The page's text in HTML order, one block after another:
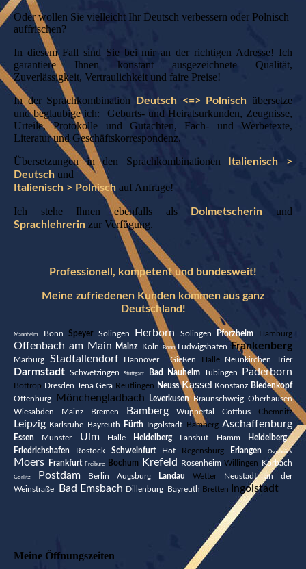
Oder wollen Sie vielleicht Ihr Deutsch verbessern oder Polnisch
auffrischen?
In diesem Fall sind Sie bei mir an der richtigen Adresse! Ich
garantiere Ihnen konstant ausgezeichnete Qualität,
Zuverlässigkeit, Vertraulichkeit und faire Preise!
In der Sprachkombination
Deutsch <=> Polnisch übersetze
und beglaubige ich: Geburts- und Heiratsurkunden, Zeugnisse,
Urteile, Protokolle und Gutachten, Fach- und Werbetexte,
Literatur und Geschäftskorrespondenz.
Übersetzungen in den Sprachkombinationen
Italienisch >
Deutsch und
Italienisch > Polnisch auf Anfrage!
Ich stehe Ihnen ebenfalls als Dolmetscherin und
Sprachlehrerin zur Verfügung.
Professionell, kompetent und bundesweit!
Meine zufriedenen Kunden kommen aus ganz
Deutschland!
Mannheim BonnSpeyerSolingen Herborn Solingen Pforzheim Hamburg
Offenbach am Main Mainz Köln Bonn LudwigshafenFrankenberg
Marburg StadtallendorfHannover Gießen HalleNeunkirchen Trier
Darmstadt SchwetzingenStuttgart Bad NauheimTübingen Paderborn
Bottrop Dresden Jena Gera Reutlingen Neuss Kassel Konstanz Biedenkopf
Offenburg
Mönchengladbach Leverkusen Braunschweig Oberhausen
Wiesabden Mainz Bremen
Bamberg Wuppertal Cottbus Chemnitz
Leipzig Karlsruhe Bayreuth Fürth Ingolstadt Bamberg Aschaffenburg
Essen Münster UlmHalle HeidelbergLanshut Hamm
Heidelberg
Friedrichshafen Rostock Schweinfurt Hof Regensburg Erlangen Osnabrück
Moers FrankfurtFreiburg Bochum Krefeld Rosenheim Willingen Korbach
Görlitz Postdam Berlin Augsburg Landau Wetter Neustadt an der
Weinstraße
Bad Emsbach Dillenburg Bayreuth Bretten Ingolstadt
Meine Öffnungszeiten